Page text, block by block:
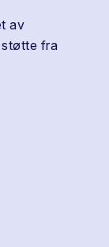
av
støtte fra